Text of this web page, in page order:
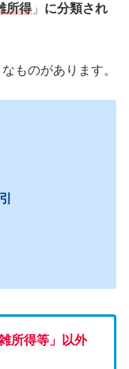
所得」 に分類され
ものがあります。
所得等」以外